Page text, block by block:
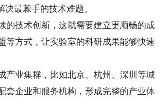
最棘手的技术难题。
技术创新，这就需要建立更顺畅的成
等方式，让实验室的科研成果能够快速
业集群，比如北京、杭州、深圳等城
套企业和服务机构，形成完整的产业体